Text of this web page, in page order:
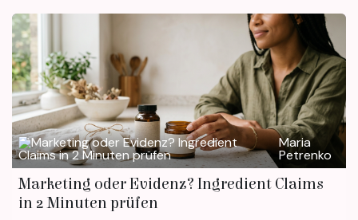
Maria
Petrenko
Marketing oder Evidenz? Ingredient Claims
in 2 Minuten prüfen